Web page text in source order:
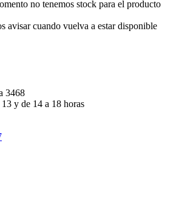
no tenemos stock para el producto
avisar cuando vuelva a estar disponible
3468
y de 14 a 18 horas